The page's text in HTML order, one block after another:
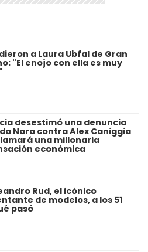
a Laura Ubfal de Gran
"El enojo con ella es muy
desestimó una denuncia
Nara contra Alex Caniggia
una millonaria
económica
Rud, el icónico
de modelos, a los 51
pasó